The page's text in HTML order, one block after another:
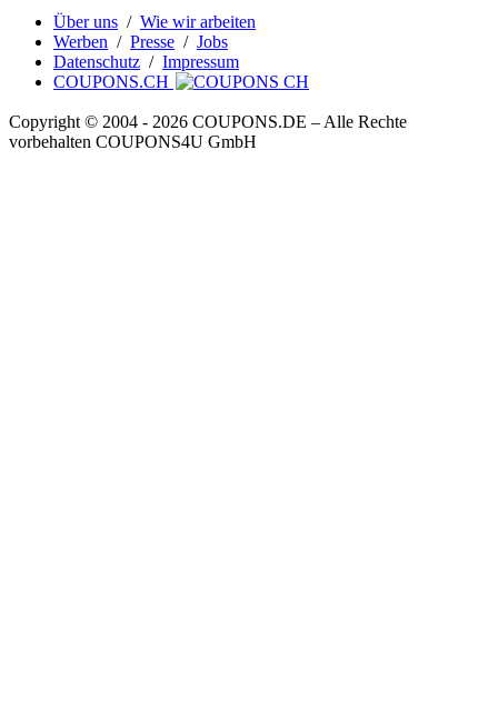
Über uns / Wie wir arbeiten
Werben / Presse / Jobs
Datenschutz / Impressum
COUPONS.CH
Copyright © 2004 ‐ 2026 COUPONS.DE – Alle Rechte
vorbehalten COUPONS4U GmbH